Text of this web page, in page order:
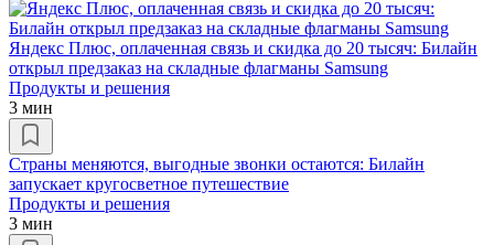
Яндекс Плюс, оплаченная связь и скидка до 20 тысяч: Билайн
открыл предзаказ на складные флагманы Samsung
Продукты и решения
3 мин
Страны меняются, выгодные звонки остаются: Билайн
запускает кругосветное путешествие
Продукты и решения
3 мин